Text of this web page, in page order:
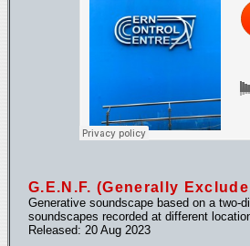
G.E.N.F. (Generally
Generative soundscape based on a two-
soundscapes recorded at different
Released: 20 Aug 2023